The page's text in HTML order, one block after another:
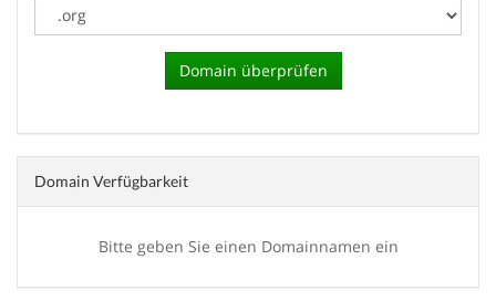
Domain Verfügbarkeit
Bitte geben Sie einen Domainnamen ein